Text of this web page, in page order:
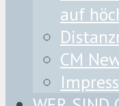
auf
CM